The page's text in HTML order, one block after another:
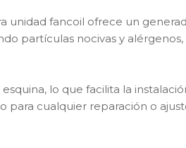
unidad fancoil ofrece un
partículas nocivas y
lo que facilita la
para cualquier reparación o